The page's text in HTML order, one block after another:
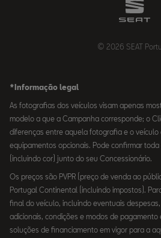
© 2026 SEAT
*Informação legal
As fotografias dos veículos visam apenas
modelo a que a Campanha corresponde; o
diferenças entre aquela fotografia e o
equipamentos opcionais. Pode confirmar
(incluindo cor) junto do seu Concessionário.
Os preços são PVPR (preço de venda ao
Portugal Continental (incluindo impostos).
final do veículo, incluindo eventuais
adicionais, condições e modos de pagamento
soluções de financiamento em vigor para a